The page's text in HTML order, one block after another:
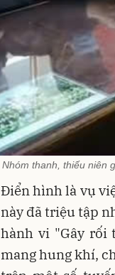
Nhóm thanh, thiếu niên
Điển hình là vụ
này đã triệu tập
hành vi "Gây rối
mang hung khí,